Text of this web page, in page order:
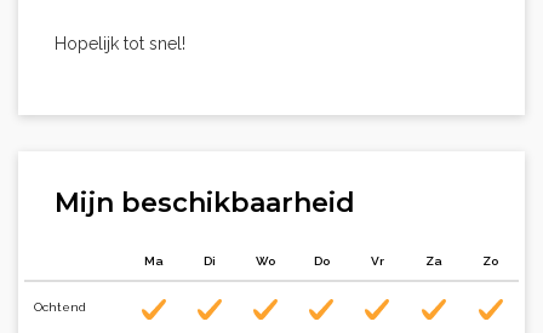
Hopelijk tot snel!
Mijn beschikbaarheid
Ma Di Wo Do Vr Za Zo
Ochtend